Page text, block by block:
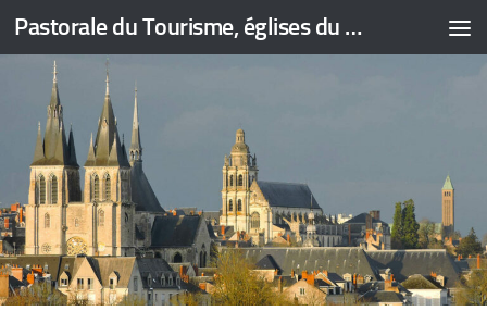
Skip to content Pastorale du Tourisme, églises du Loir-et-Cher